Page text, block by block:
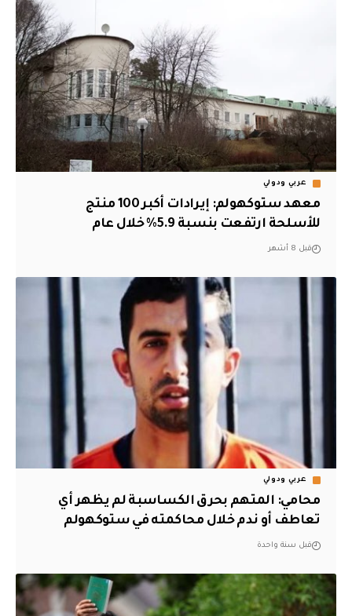
عربي ودولي
معهد ستوكهولم: إيرادات أكبر 100 منتج
للأسلحة ارتفعت بنسبة 5.9% خلال عام
قبل 8 أشهر
عربي ودولي
محامي: المتهم بحرق الكساسبة لم يظهر أي
تعاطف أو ندم خلال محاكمته في ستوكهولم
قبل سنة واحدة